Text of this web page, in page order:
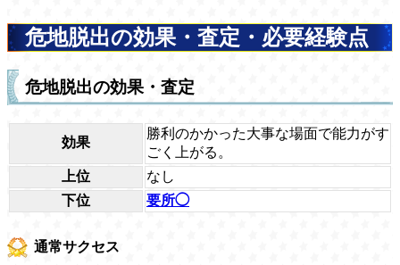
危地脱出の効果・査定・必要経験点
危地脱出の効果・査定
効果
勝利のかかった大事な場面で能力がす
ごく上がる。
上位
なし
下位
要所◯
通常サクセス